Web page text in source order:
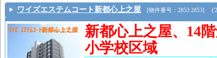
ワイズエステムコート新都心上之屋 [物件番号：2853 2853]
新都心上之屋、14
小学校区域